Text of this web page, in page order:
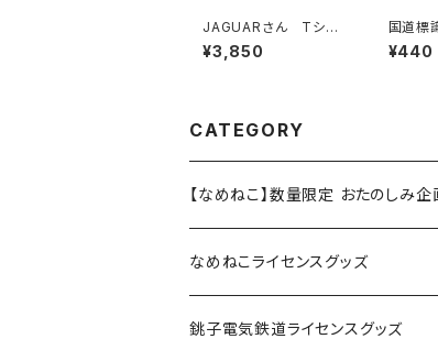
JAGUARさん Tシャ
ツ（LEGEND-B）Black
¥3,850
国道標
0号線
¥440
CATEGORY
【なめねこ】数量限定 おたのしみ
なめねこライセンスグッズ
Tシャツ
銚子電気鉄道ライセンスグッズ